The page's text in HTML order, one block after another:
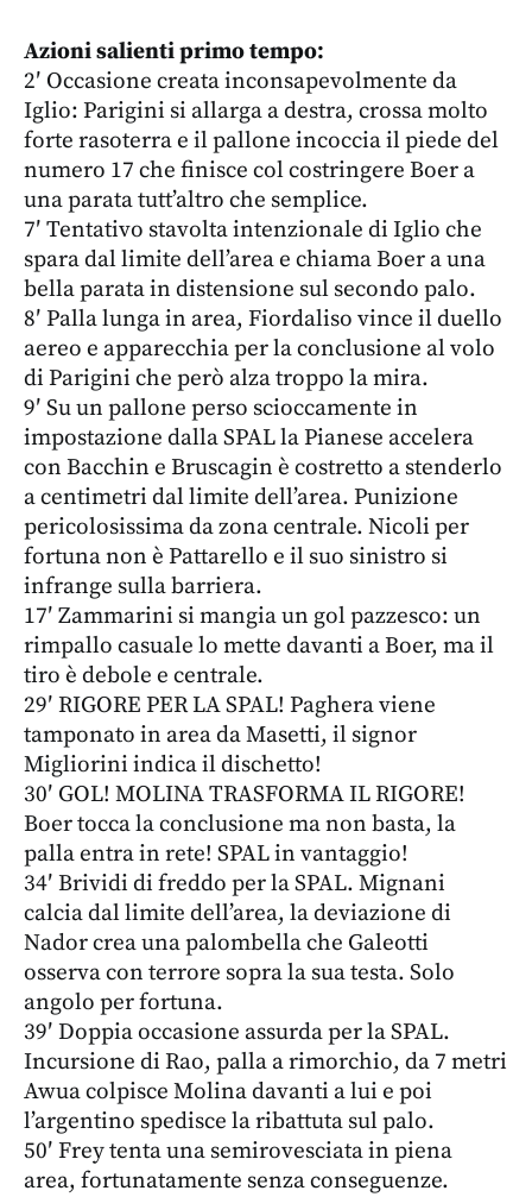
Azioni salienti primo tempo:
2′ Occasione creata inconsapevolmente da
Iglio: Parigini si allarga a destra, crossa molto
forte rasoterra e il pallone incoccia il piede del
numero 17 che finisce col costringere Boer a
una parata tutt’altro che semplice.
7′ Tentativo stavolta intenzionale di Iglio che
spara dal limite dell’area e chiama Boer a una
bella parata in distensione sul secondo palo.
8′ Palla lunga in area, Fiordaliso vince il duello
aereo e apparecchia per la conclusione al volo
di Parigini che però alza troppo la mira.
9′ Su un pallone perso scioccamente in
impostazione dalla SPAL la Pianese accelera
con Bacchin e Bruscagin è costretto a stenderlo
a centimetri dal limite dell’area. Punizione
pericolosissima da zona centrale. Nicoli per
fortuna non è Pattarello e il suo sinistro si
infrange sulla barriera.
17′ Zammarini si mangia un gol pazzesco: un
rimpallo casuale lo mette davanti a Boer, ma il
tiro è debole e centrale.
29′ RIGORE PER LA SPAL! Paghera viene
tamponato in area da Masetti, il signor
Migliorini indica il dischetto!
30′ GOL! MOLINA TRASFORMA IL RIGORE!
Boer tocca la conclusione ma non basta, la
palla entra in rete! SPAL in vantaggio!
34′ Brividi di freddo per la SPAL. Mignani
calcia dal limite dell’area, la deviazione di
Nador crea una palombella che Galeotti
osserva con terrore sopra la sua testa. Solo
angolo per fortuna.
39′ Doppia occasione assurda per la SPAL.
Incursione di Rao, palla a rimorchio, da 7 metri
Awua colpisce Molina davanti a lui e poi
l’argentino spedisce la ribattuta sul palo.
50′ Frey tenta una semirovesciata in piena
area, fortunatamente senza conseguenze.